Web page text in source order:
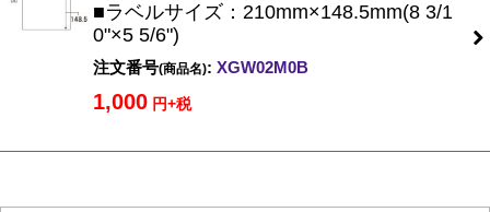
■ラベルサイズ：210mm×148.5mm(8 3/1
0"×5 5/6")
注文番号(商品名): XGW02M0B
1,000 円+税